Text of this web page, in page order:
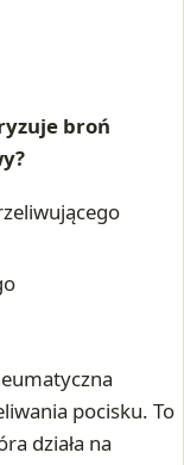
broń
pocisku. To
działa na